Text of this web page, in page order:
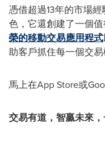
憑借超過13年的市場
色，它還創建了一個
榮的移動交易應用程式
助客戶抓住每一個交易
馬上在App Store或
交易有道，智贏未來，